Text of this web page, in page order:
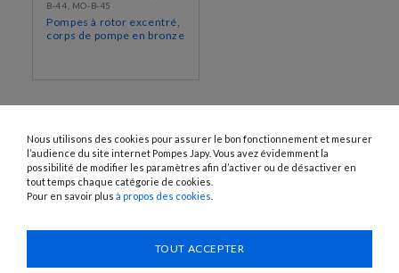
B-44, MO-B-45
Pompes à rotor excentré,
corps de pompe en bronze
1120 Avenue OEHMICHEN - CS80015 - FR-25460 ÉTUPES
info@pompes-japy.com
Nous utilisons des cookies pour assurer le bon fonctionnement et mesurer
l’audience du site internet Pompes Japy. Vous avez évidemment la
possibilité de modifier les paramètres afin d’activer ou de désactiver en
tout temps chaque catégorie de cookies.
Pour en savoir plus à propos des cookies
TOUT ACCEPTER